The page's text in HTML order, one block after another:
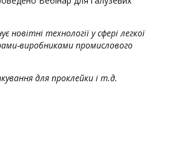
новітні технології у сфері легкої
виробниками промислового
для проклейки і т.д.